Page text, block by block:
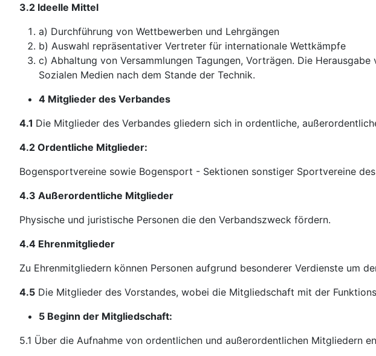
3.2 Ideelle Mittel
a) Durchführung von Wettbewerben und Lehrgängen
b) Auswahl repräsentativer Vertreter für internationale Wettkämpfe
c) Abhaltung von Versammlungen Tagungen, Vorträgen. Die
Sozialen Medien nach dem Stande der Technik.
4 Mitglieder des Verbandes
4.1 Die Mitglieder des Verbandes gliedern sich in ordentliche,
4.2 Ordentliche Mitglieder:
Bogensportvereine sowie Bogensport - Sektionen sonstiger Sportvereine des
4.3 Außerordentliche Mitglieder
Physische und juristische Personen die den Verbandszweck fördern.
4.4 Ehrenmitglieder
Zu Ehrenmitgliedern können Personen aufgrund besonderer Verdienste um
4.5 Die Mitglieder des Vorstandes, wobei die Mitgliedschaft mit der
5 Beginn der Mitgliedschaft:
5.1 Über die Aufnahme von ordentlichen und außerordentlichen Mitgliedern